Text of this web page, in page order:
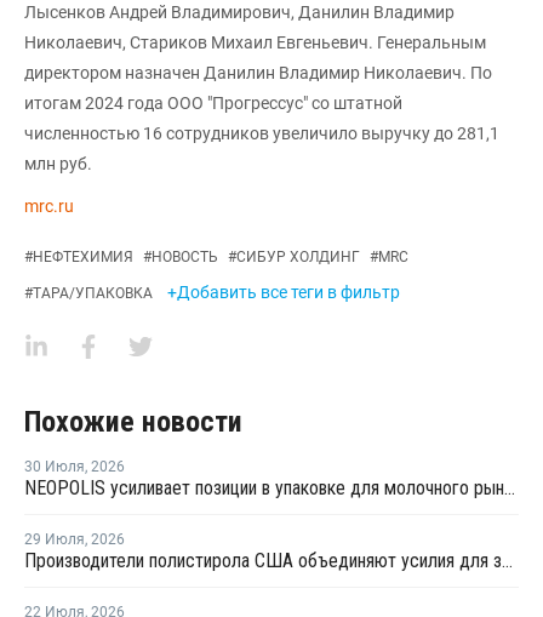
Лысенков Андрей Владимирович, Данилин Владимир
Николаевич, Стариков Михаил Евгеньевич. Генеральным
директором назначен Данилин Владимир Николаевич. По
итогам 2024 года ООО "Прогрессус" со штатной
численностью 16 сотрудников увеличило выручку до 281,1
млн руб.
mrc.ru
#НЕФТЕХИМИЯ #НОВОСТЬ #СИБУР ХОЛДИНГ #MRC
#ТАРА/УПАКОВКА +Добавить все теги в фильтр
Похожие новости
30 Июля, 2026
NEOPOLIS усиливает позиции в упаковке для молочного рынка
29 Июля, 2026
Производители полистирола США объединяют усилия для защиты рынка от экологических ограничений
22 Июля, 2026